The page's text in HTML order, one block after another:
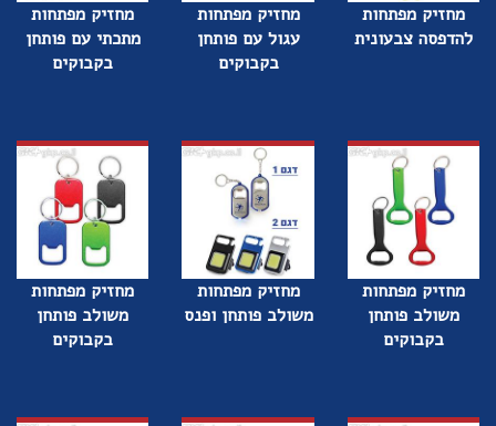
מחזיק מפתחות
להדפסה צבעונית
מחזיק מפתחות
עגול עם פותחן
בקבוקים
מחזיק מפתחות
מתכתי עם פותחן
בקבוקים
מחזיק מפתחות
משולב פותחן
בקבוקים
מחזיק מפתחות
משולב פותחן ופנס
מחזיק מפתחות
משולב פותחן
בקבוקים